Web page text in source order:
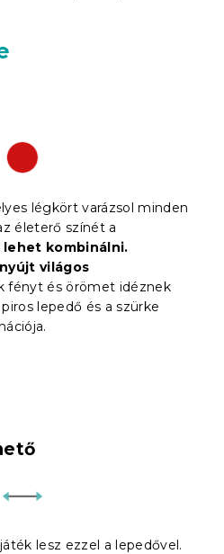
légkört varázsol minden
életerő színét a
kombinálni.
világos
fényt és örömet idéznek
lepedő és a szürke
lesz ezzel a lepedővel.